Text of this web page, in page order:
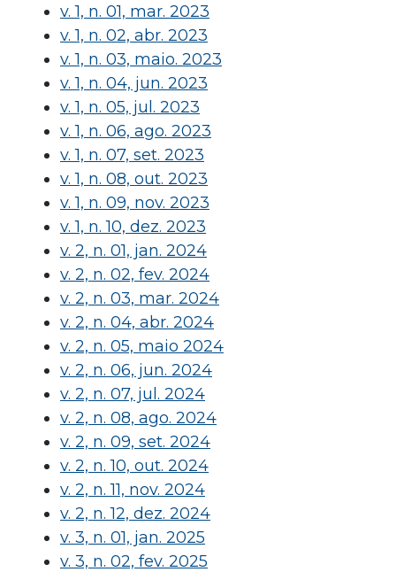
v. 1, n. 01, mar. 2023
v. 1, n. 02, abr. 2023
v. 1, n. 03, maio. 2023
v. 1, n. 04, jun. 2023
v. 1, n. 05, jul. 2023
v. 1, n. 06, ago. 2023
v. 1, n. 07, set. 2023
v. 1, n. 08, out. 2023
v. 1, n. 09, nov. 2023
v. 1, n. 10, dez. 2023
v. 2, n. 01, jan. 2024
v. 2, n. 02, fev. 2024
v. 2, n. 03, mar. 2024
v. 2, n. 04, abr. 2024
v. 2, n. 05, maio 2024
v. 2, n. 06, jun. 2024
v. 2, n. 07, jul. 2024
v. 2, n. 08, ago. 2024
v. 2, n. 09, set. 2024
v. 2, n. 10, out. 2024
v. 2, n. 11, nov. 2024
v. 2, n. 12, dez. 2024
v. 3, n. 01, jan. 2025
v. 3, n. 02, fev. 2025